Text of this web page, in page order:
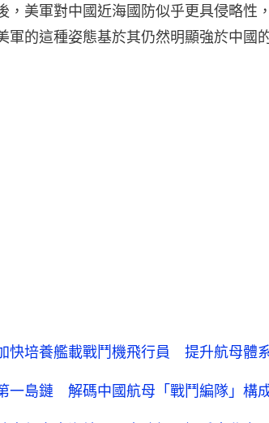
，美軍對中國近海國防似乎更具侵略性
軍的這種姿態基於其仍然明顯強於中國
快培養艦載戰鬥機飛行員 提升航母體
一島鏈 解碼中國航母「戰鬥編隊」構